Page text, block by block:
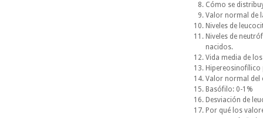
Cómo se
Valor normal de
Niveles de
Niveles de
nacidos.
Vida media de
Valor normal del
Basófilo: 0-1%
Desviación de
Por qué los